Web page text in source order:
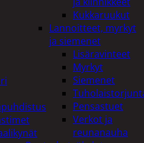
Kukkaruukut
Lannoitteet, myrkyt
ja siemenet
Lisäravinteet
Myrkyt
Siemenet
Pensastuet
Verkot ja
reunanauha